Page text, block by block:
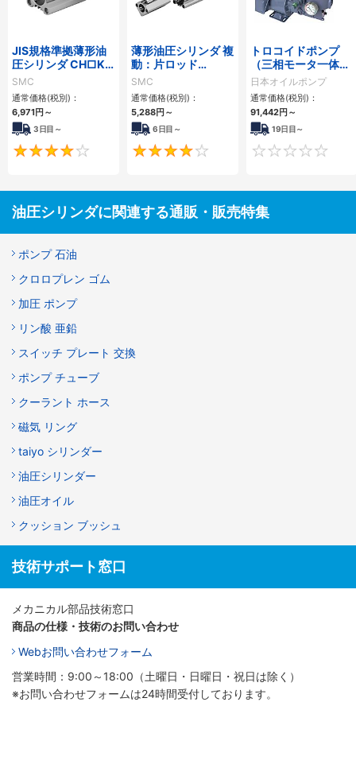
JIS規格準拠薄形油
圧シリンダ CH□KD
シリーズ
SMC
通常価格(税別)：
6,971円～
3日目～
4
薄形油圧シリンダ 複
動：片ロッド
CH□QBシリーズ
SMC
通常価格(税別)：
5,288円～
6日目～
4
トロコイドポンプ
（三相モータ一体
型） 2MY-Sフィル
ター
日本オイルポンプ
通常価格(税別)：
91,442円～
19日目～
油圧シリンダに関連する通販・販売特集
ポンプ 石油
クロロプレン ゴム
加圧 ポンプ
リン酸 亜鉛
スイッチ プレート 交換
ポンプ チューブ
クーラント ホース
磁気 リング
taiyo シリンダー
油圧シリンダー
油圧オイル
クッション ブッシュ
技術サポート窓口
メカニカル部品技術窓口
商品の仕様・技術のお問い合わせ
Webお問い合わせフォーム
営業時間：9:00～18:00（土曜日・日曜日・祝日は除く）
※お問い合わせフォームは24時間受付しております。